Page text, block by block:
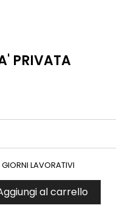
PRIVATA
LAVORATIVI
al carrello